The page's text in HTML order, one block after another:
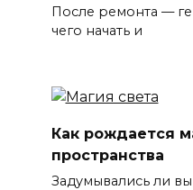
После ремонта —
чего начать и
Как рождается
пространства
Задумывались ли